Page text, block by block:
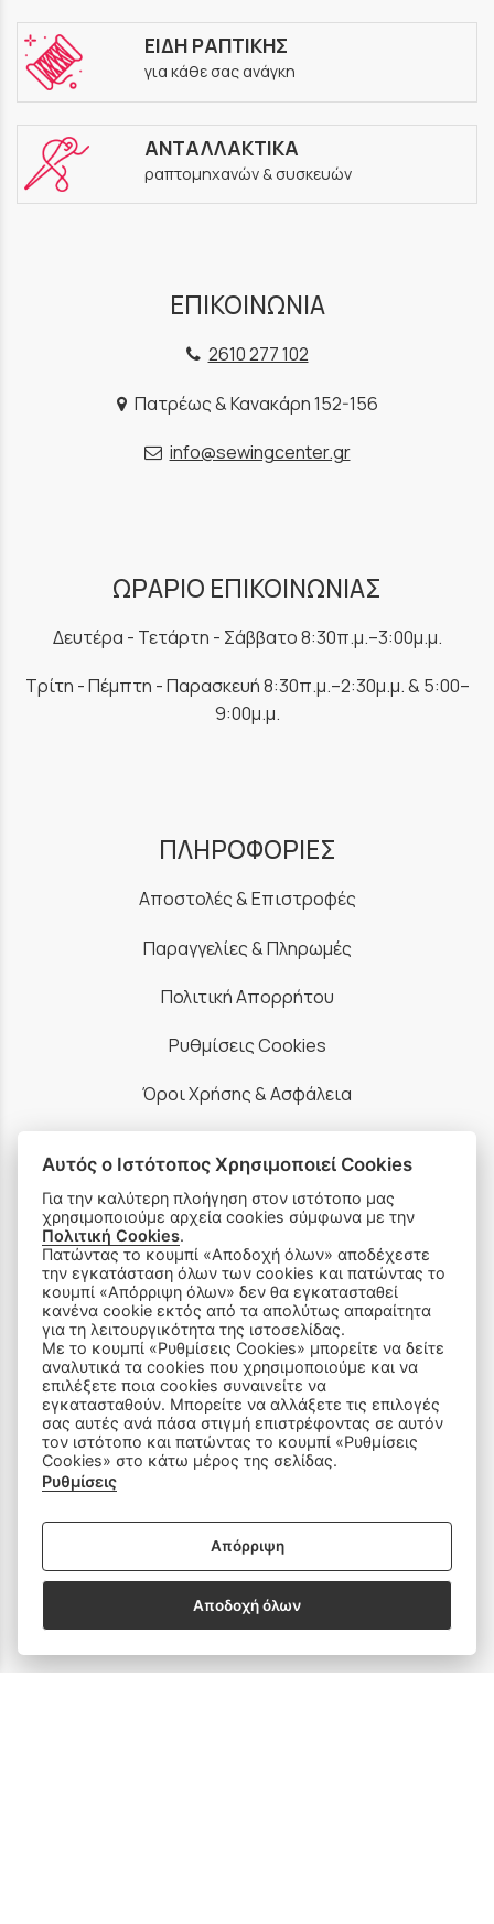
ΕΙΔΗ ΡΑΠΤΙΚΗΣ
για κάθε σας ανάγκη
ΑΝΤΑΛΛΑΚΤΙΚΑ
ραπτομηχανών & συσκευών
ΕΠΙΚΟΙΝΩΝΙΑ
2610 277 102
Πατρέως & Κανακάρη 152-156
info@sewingcenter.gr
ΩΡΑΡΙΟ ΕΠΙΚΟΙΝΩΝΙΑΣ
Δευτέρα - Τετάρτη - Σάββατο 8:30π.μ.–3:00μ.μ.
Τρίτη - Πέμπτη - Παρασκευή 8:30π.μ.–2:30μ.μ. & 5:00–
9:00μ.μ.
ΠΛΗΡΟΦΟΡΙΕΣ
Αποστολές & Επιστροφές
Παραγγελίες & Πληρωμές
Πολιτική Απορρήτου
Ρυθμίσεις Cookies
Όροι Χρήσης & Ασφάλεια
ΠΡΟΪΟΝΤΑ
Ραπτομηχανές
Οικιακός Εξοπλισμός
Είδη Ραπτικής
Ανταλλακτικά
Αυτός ο Ιστότοπος Χρησιμοποιεί Cookies
Για την καλύτερη πλοήγηση στον ιστότοπο μας
χρησιμοποιούμε αρχεία cookies σύμφωνα με την
Πολιτική Cookies.
Πατώντας το κουμπί «Αποδοχή όλων» αποδέχεστε
την εγκατάσταση όλων των cookies και πατώντας το
κουμπί «Απόρριψη όλων» δεν θα εγκατασταθεί
κανένα cookie εκτός από τα απολύτως απαραίτητα
για τη λειτουργικότητα της ιστοσελίδας.
Με το κουμπί «Ρυθμίσεις Cookies» μπορείτε να δείτε
αναλυτικά τα cookies που χρησιμοποιούμε και να
επιλέξετε ποια cookies συναινείτε να
εγκατασταθούν. Μπορείτε να αλλάξετε τις επιλογές
σας αυτές ανά πάσα στιγμή επιστρέφοντας σε αυτόν
τον ιστότοπο και πατώντας το κουμπί «Ρυθμίσεις
Cookies» στο κάτω μέρος της σελίδας.
Ρυθμίσεις
Απόρριψη
Αποδοχή όλων